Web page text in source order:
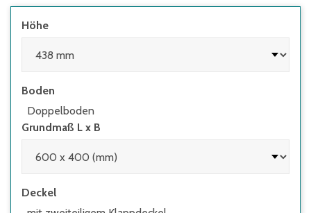
schwarze Bodenfarbe nicht - gerne bieten
Behälterfarbe an.
Höhe
Boden
Doppelboden
Grundmaß L x B
Deckel